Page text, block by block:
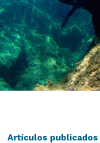
Artículos publicados